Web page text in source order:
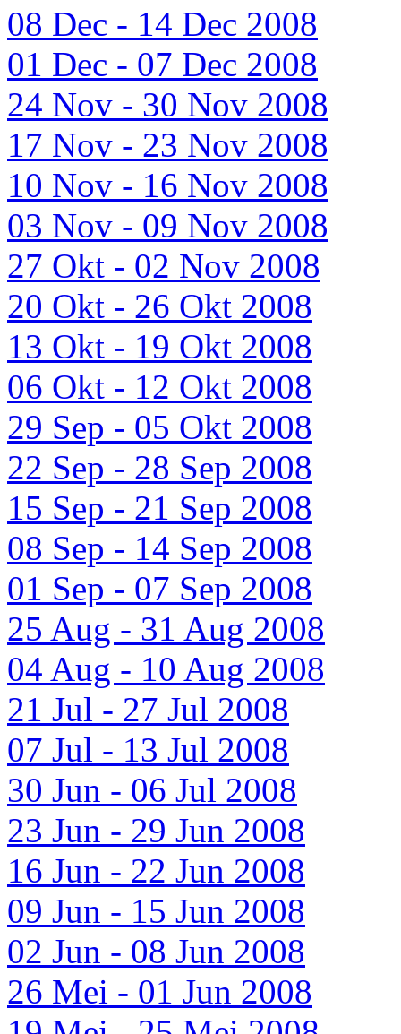
08 Dec - 14 Dec 2008
01 Dec - 07 Dec 2008
24 Nov - 30 Nov 2008
17 Nov - 23 Nov 2008
10 Nov - 16 Nov 2008
03 Nov - 09 Nov 2008
27 Okt - 02 Nov 2008
20 Okt - 26 Okt 2008
13 Okt - 19 Okt 2008
06 Okt - 12 Okt 2008
29 Sep - 05 Okt 2008
22 Sep - 28 Sep 2008
15 Sep - 21 Sep 2008
08 Sep - 14 Sep 2008
01 Sep - 07 Sep 2008
25 Aug - 31 Aug 2008
04 Aug - 10 Aug 2008
21 Jul - 27 Jul 2008
07 Jul - 13 Jul 2008
30 Jun - 06 Jul 2008
23 Jun - 29 Jun 2008
16 Jun - 22 Jun 2008
09 Jun - 15 Jun 2008
02 Jun - 08 Jun 2008
26 Mei - 01 Jun 2008